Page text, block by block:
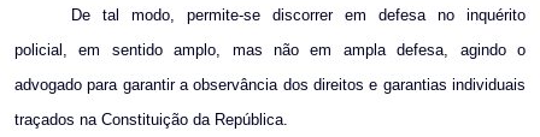
De tal modo, permite-se discorrer em defesa no inquérito
policial, em sentido amplo, mas não em ampla defesa, agindo o
advogado para garantir a observância dos direitos e garantias individuais
traçados na Constituição da República.